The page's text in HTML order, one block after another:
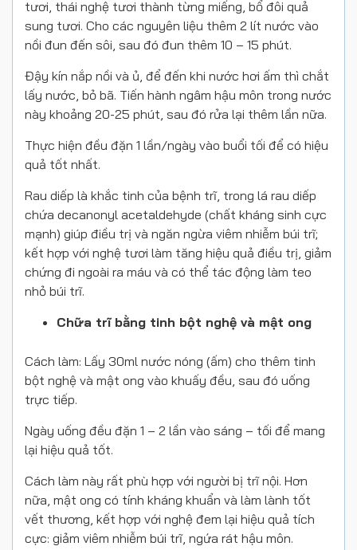
tươi, thái nghệ tươi thành từng miếng, bổ đôi quả
sung tươi. Cho các nguyên liệu thêm 2 lít nước vào
nồi đun đến sôi, sau đó đun thêm 10 – 15 phút.
Đậy kín nắp nồi và ủ, để đến khi nước hơi ấm thì chắt
lấy nước, bỏ bã. Tiến hành ngâm hậu môn trong nước
này khoảng 20-25 phút, sau đó rửa lại thêm lần nữa.
Thực hiện đều đặn 1 lần/ngày vào buổi tối để có hiệu
quả tốt nhất.
Rau diếp là khắc tinh của bệnh trĩ, trong lá rau diếp
chứa decanonyl acetaldehyde (chất kháng sinh cực
mạnh) giúp điều trị và ngăn ngừa viêm nhiễm búi trĩ;
kết hợp với nghệ tươi làm tăng hiệu quả điều trị, giảm
chứng đi ngoài ra máu và có thể tác động làm teo
nhỏ búi trĩ.
Chữa trĩ bằng tinh bột nghệ và mật ong
Cách làm: Lấy 30ml nước nóng (ấm) cho thêm tinh
bột nghệ và mật ong vào khuấy đều, sau đó uống
trực tiếp.
Ngày uống đều đặn 1 – 2 lần vào sáng – tối để mang
lại hiệu quả tốt.
Cách làm này rất phù hợp với người bị trĩ nội. Hơn
nữa, mật ong có tính kháng khuẩn và làm lành tốt
vết thương, kết hợp với nghệ đem lại hiệu quả tích
cực: giảm viêm nhiễm búi trĩ, ngứa rát hậu môn.